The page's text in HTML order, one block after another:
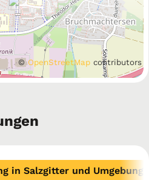
©OpenStreetMap contributors
in Salzgitter und Umgebung